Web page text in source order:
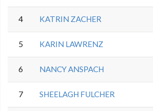
4 KATRIN ZACHER
5 KARIN LAWRENZ
6 NANCY ANSPACH
7 SHEELAGH FULCHER